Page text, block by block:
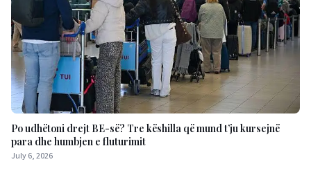
Po udhëtoni drejt BE-së? Tre këshilla që mund t’ju kursejnë
para dhe humbjen e fluturimit
July 6, 2026